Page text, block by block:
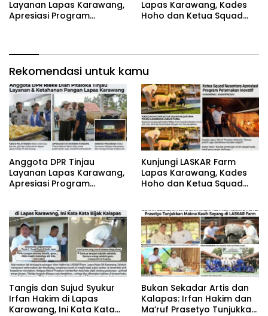
Layanan Lapas Karawang,
Apresiasi Program
Lapas Karawang, Kades
Hoho dan Ketua Squad
Rekomendasi untuk kamu
Anggota DPR Tinjau
Layanan Lapas Karawang,
Apresiasi Program
‎Kunjungi LASKAR Farm
Lapas Karawang, Kades
Hoho dan Ketua Squad
Inovatif
‎Tangis dan Sujud Syukur
Irfan Hakim di Lapas
Karawang, Ini Kata Kata
‎Bukan Sekadar Artis dan
Kalapas: Irfan Hakim dan
Ma’ruf Prasetyo Tunjukkan